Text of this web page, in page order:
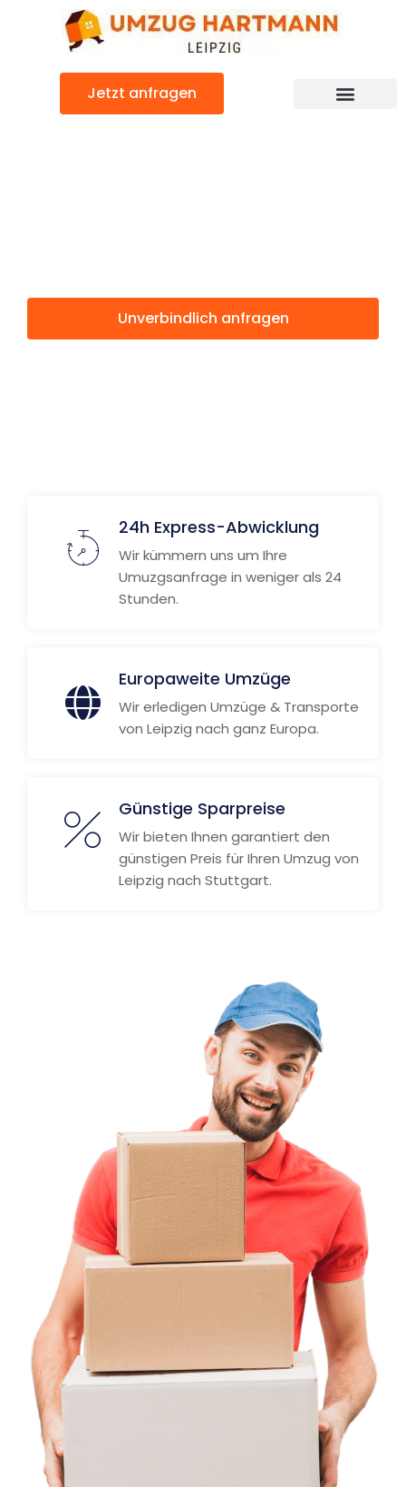
Jetzt anfragen
Unverbindlich anfragen
24h Express-Abwicklung
Wir kümmern uns um Ihre
Umuzgsanfrage in weniger als 24
Stunden.
Europaweite Umzüge
Wir erledigen Umzüge & Transporte
von Leipzig nach ganz Europa.
Günstige Sparpreise
Wir bieten Ihnen garantiert den
günstigen Preis für Ihren Umzug von
Leipzig nach Stuttgart.